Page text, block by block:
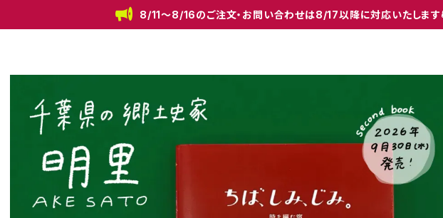
8/11〜8/16のご注文・お問い合わせは8/17以降に対応いたしま